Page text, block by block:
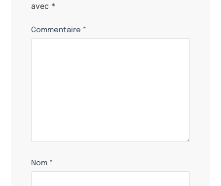
avec *
Commentaire *
Nom *